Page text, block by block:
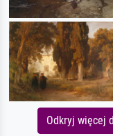
Odkryj więcej